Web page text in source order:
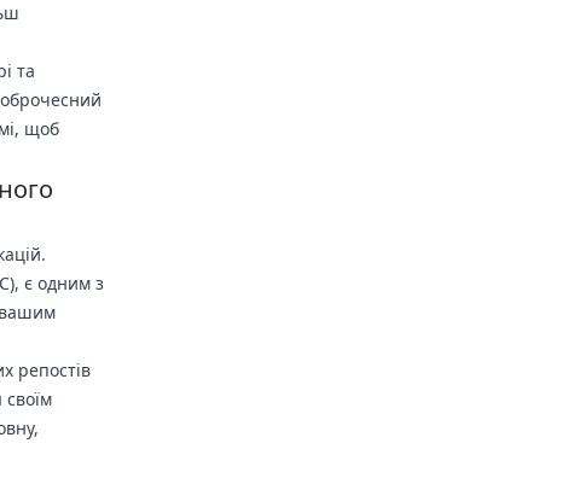
та
щоб
є одним з
вашим
репостів
своїм